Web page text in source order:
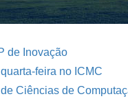
de Inovação
feira no ICMC
Ciências de